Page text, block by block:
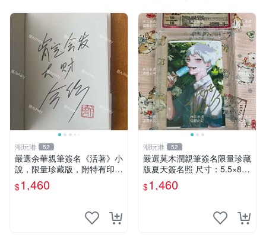
潮玩港 52
嚴選余華親筆簽名《活著》小
說，限量珍藏版，附特有印
章。 活著 小說 簽名書
$1,460
潮玩港 52
嚴選莫木潤親筆簽名限量珍藏
版夏天簽名照 尺寸：5.5×8.4
公分 附原裝相框 推薦收藏家
必備 《光死去的夏天》《Th
$1,460